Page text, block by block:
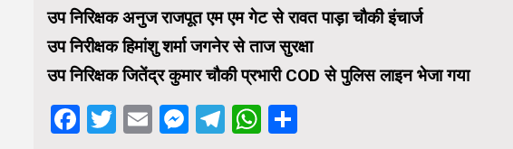
उप निरिक्षक अनुज राजपूत एम एम गेट से रावत पाड़ा चौकी इंचार्ज
उप निरीक्षक हिमांशु शर्मा जगनेर से ताज सुरक्षा
उप निरिक्षक जितेंद्र कुमार चौकी प्रभारी COD से पुलिस लाइन भेजा गया
Facebook
Twitter
EmailMessenger
Telegram
WhatsApp